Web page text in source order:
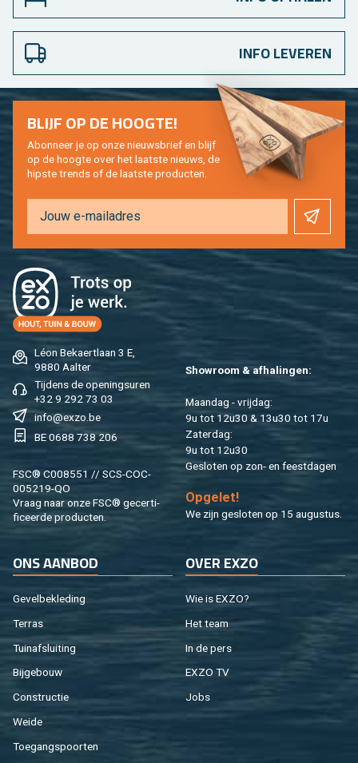
INFO LEVEREN
Léon Be­kaert­laan 3 E,
9880 Aal­ter
Tij­dens de ope­nings­uren
+32 9 292 73 03
info@​exzo.​be
BE 0688 738 206
FSC® C008551 // SCS-COC-
005219-QO
Vraag naar onze FSC® ge­cer­ti­
fi­ceer­de pro­duc­ten.
Show­room & af­ha­lin­gen:
Maan­dag - vrij­dag:
9u tot 12u30 & 13u30 tot 17u
Za­ter­dag:
9u tot 12u30
Ge­slo­ten op zon- en feest­da­gen
Op­ge­let!
We zijn ge­slo­ten op 15 au­gus­tus.
BLIJF OP DE HOOG­TE!
Abon­neer je op onze nieuws­brief en blijf
op de hoog­te over het laat­ste nieuws, de
hip­s­te trends of de laat­ste pro­duc­ten.
ONS AAN­BOD
Ge­vel­be­kle­ding
Ter­ras
Tuin­af­slui­ting
Bij­ge­bouw
Con­struc­tie
Weide
Toe­gangs­poor­ten
OVER EXZO
Wie is EXZO?
Het team
In de pers
EXZO TV
Jobs